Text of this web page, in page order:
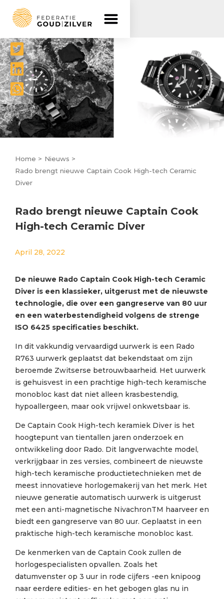
Delen




Home > Nieuws >
Rado brengt nieuwe Captain Cook High-tech Ceramic
Diver
Rado brengt nieuwe Captain Cook
High-tech Ceramic Diver
April 28, 2022
De nieuwe Rado Captain Cook High-tech Ceramic
Diver is een klassieker, uitgerust met de nieuwste
technologie, die over een gangreserve van 80 uur
en een waterbestendigheid volgens de strenge
ISO 6425 specificaties beschikt.
In dit vakkundig vervaardigd uurwerk is een Rado
R763 uurwerk geplaatst dat bekendstaat om zijn
beroemde Zwitserse betrouwbaarheid. Het uurwerk
is gehuisvest in een prachtige high-tech keramische
monobloc kast dat niet alleen krasbestendig,
hypoallergeen, maar ook vrijwel onkwetsbaar is.
De Captain Cook High-tech keramiek Diver is het
hoogtepunt van tientallen jaren onderzoek en
ontwikkeling door Rado. Dit langverwachte model,
verkrijgbaar in zes versies, combineert de nieuwste
high-tech keramische productietechnieken met de
meest innovatieve horlogemakerij van het merk. Het
nieuwe generatie automatisch uurwerk is uitgerust
met een anti-magnetische NivachronTM haarveer en
biedt een gangreserve van 80 uur. Geplaatst in een
praktische high-tech keramische monobloc kast.
De kenmerken van de Captain Cook zullen de
horlogespecialisten opvallen. Zoals het
datumvenster op 3 uur in rode cijfers -een knipoog
naar eerdere edities- en het gebogen glas nu in